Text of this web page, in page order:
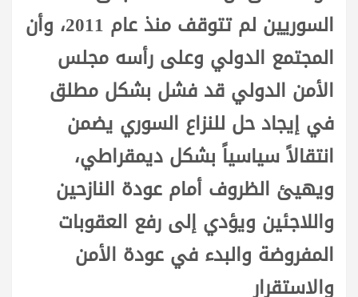
السوريين لم تتوقف منذ عام 2011، وأن
المجتمع الدولي وعلى رأسه مجلس
الأمن الدولي قد فشل بشكل مطلق
في إيجاد حل للنزاع السوري يضمن
انتقالاً سياسياً بشكل ديمقراطي،
ويهيئ الظروف أمام عودة النازحين
واللاجئين ويؤدي إلى رفع العقوبات
المفروضة والبدء في عودة الأمن
والاستقرار